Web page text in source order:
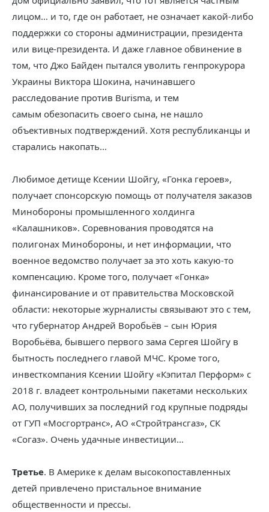
лицом… и то, где он работает, не означает какой-либо
поддержки со стороны администрации, президента
или вице-президента. И даже главное обвинение в
том, что Джо Байден пытался уволить генпрокурора
Украины Виктора Шокина, начинавшего
расследование против Burisma, и тем
самым обезопасить своего сына, не нашло
объективных подтверждений. Хотя республиканцы и
старались накопать…
Любимое детище Ксении Шойгу, «Гонка героев»,
получает спонсорскую помощь от получателя заказов
Минобороны промышленного холдинга
«Калашников». Соревнования проводятся на
полигонах Минобороны, и нет информации, что
военное ведомство получает за это хоть какую-то
компенсацию. Кроме того, получает «Гонка»
финансирование и от правительства Московской
области: некоторые журналисты связывают это с тем,
что губернатор Андрей Воробьёв – сын Юрия
Воробьёва, бывшего первого зама Сергея Шойгу в
бытность последнего главой МЧС. Кроме того,
инвесткомпания Ксении Шойгу «Кэпитал Перформ» с
2018 г. владеет контрольными пакетами нескольких
АО, получивших за последний год крупные подряды
от ГУП «Мосгортранс», АО «Стройтрансгаз», СК
«Согаз». Очень удачные инвестиции…
Третье. В Америке к делам высокопоставленных
детей привлечено пристальное внимание
общественности и прессы.